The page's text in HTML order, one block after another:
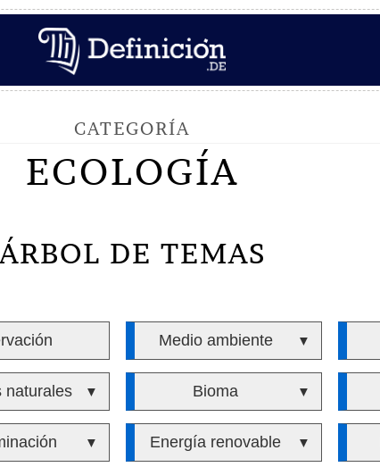
CATEGORÍA
ECOLOGÍA
DE TEMAS
Medio ambiente ▼
naturales ▼ Bioma ▼
▼ Energía renovable ▼